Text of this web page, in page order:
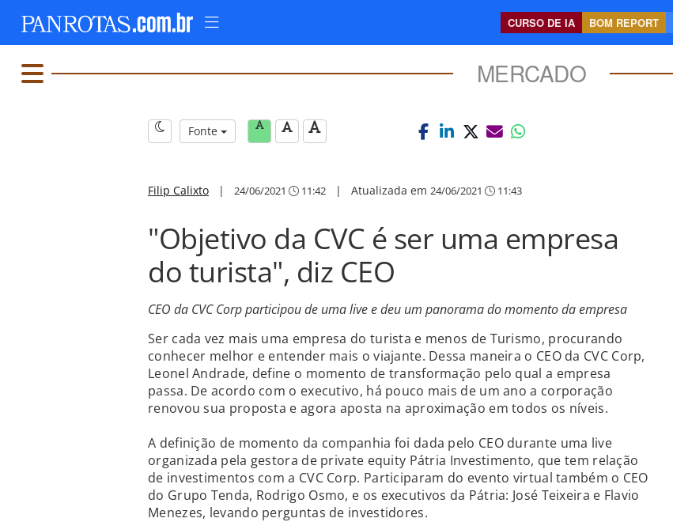
CURSO DE IA BOM REPORT
MERCADO
Fonte
Filip Calixto | 24/06/2021 11:42 | Atualizada em 24/06/2021 11:43
"Objetivo da CVC é ser uma empresa
do turista", diz CEO
CEO da CVC Corp participou de uma live e deu um panorama do momento da empresa
Ser cada vez mais uma empresa do turista e menos de Turismo, procurando
conhecer melhor e entender mais o viajante. Dessa maneira o CEO da CVC Corp,
Leonel Andrade, define o momento de transformação pelo qual a empresa
passa. De acordo com o executivo, há pouco mais de um ano a corporação
renovou sua proposta e agora aposta na aproximação em todos os níveis.
A definição de momento da companhia foi dada pelo CEO durante uma live
organizada pela gestora de private equity Pátria Investimento, que tem relação
de investimentos com a CVC Corp. Participaram do evento virtual também o CEO
do Grupo Tenda, Rodrigo Osmo, e os executivos da Pátria: José Teixeira e Flavio
Menezes, levando perguntas de investidores.